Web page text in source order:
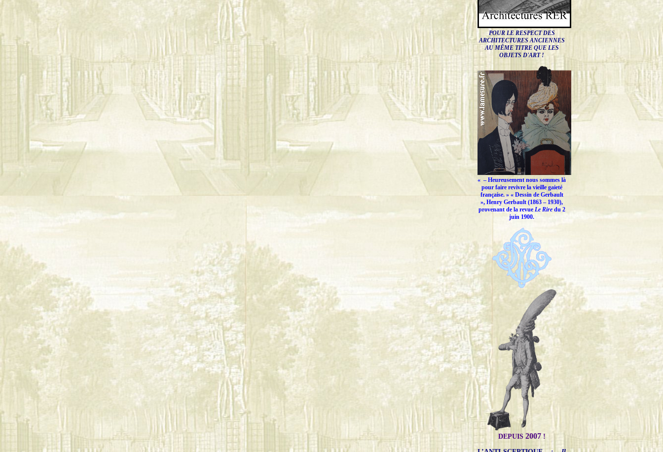
POUR LE RESPECT DES
ARCHITECTURES ANCIENNES
AU MÊME TITRE QUE LES
OBJETS D'ART !
« – Heureusement nous sommes là
pour faire revivre la vieille gaieté
française.» « Dessin de Gerbault
», Henry Gerbault (1863 – 1930),
provenant de la revue Le Riredu 2
juin 1900.
DEPUIS 2007!